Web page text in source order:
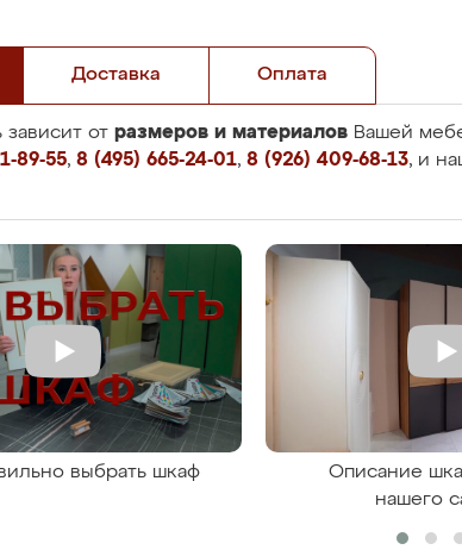
Доставка Оплата
зависит от размеров и материалов Вашей
89-55, 8 (495) 665-24-01, 8 (926) 409-68-13, и
выбрать шкаф
Описание
нашего